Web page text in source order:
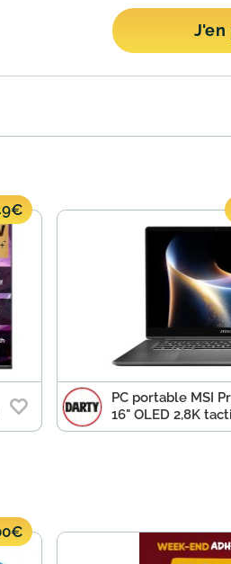
?La raison est simple : ces
PC portable MSI
16" OLED 2,8K
Go, 1 To